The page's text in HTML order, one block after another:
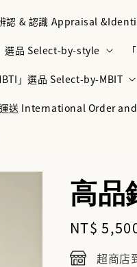
認 & 認識 Appraisal
選品 Select-by-style
」選品 Select-by-MBIT
運送 International Order
高品
Regular
price
NT$
超商店